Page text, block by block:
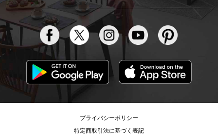
プライバシーポリシー
特定商取引法に基づく表記